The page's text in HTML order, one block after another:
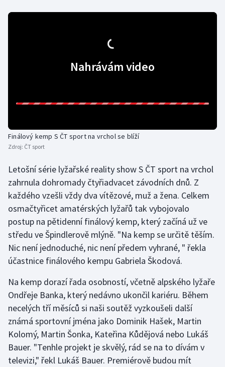
Házená
Judo
Krasobruslení
Lezení
Lyže a snowboard
Moderní pětiboj
Motorsport
Olympijské hry
Parasport
Nahrávám video
Finálový kemp S ČT sport na vrchol se blíží
Zdroj: ČT sport
Letošní série lyžařské reality show S ČT sport na vrchol
zahrnula dohromady čtyřiadvacet závodních dnů. Z
každého vzešli vždy dva vítězové, muž a žena. Celkem
osmačtyřicet amatérských lyžařů tak vybojovalo
postup na pětidenní finálový kemp, který začíná už ve
středu ve Špindlerově mlýně. "Na kemp se určitě těším.
Nic není jednoduché, nic není předem vyhrané, " řekla
účastnice finálového kempu Gabriela Škodová.
Na kemp dorazí řada osobností, včetně alpského lyžaře
Ondřeje Banka, který nedávno ukončil kariéru. Během
necelých tří měsíců si naši soutěž vyzkoušeli další
známá sportovní jména jako Dominik Hašek, Martin
Kolomý, Martin Šonka, Kateřina Kůdějová nebo Lukáš
Bauer. "Tenhle projekt je skvělý, rád se na to dívám v
televizi," řekl Lukáš Bauer. Premiérově budou mít